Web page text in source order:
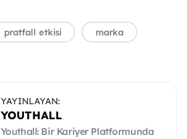
pratfall etkisi marka
YAYINLAYAN:
YOUTHALL
Youthall: Bir Kariyer Platformunda